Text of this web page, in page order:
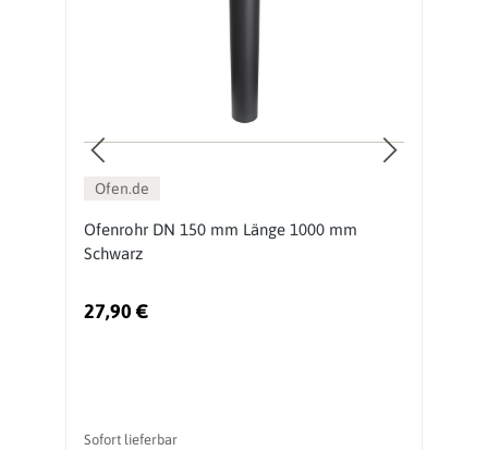
Ofen.de
Ofenrohr DN 150 mm Länge 1000 mm
Schwarz
27,90 €
Sofort lieferbar